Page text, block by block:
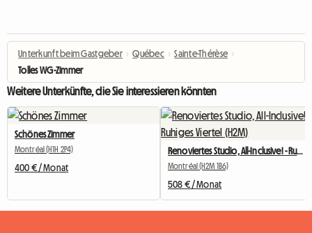
Unterkunft beim Gastgeber › Québec › Sainte-Thérèse ›
Tolles WG-Zimmer
Weitere Unterkünfte, die Sie interessieren könnten
Schönes Zimmer
Montréal (H1H 2P4)
400 € / Monat
Renoviertes Studio, All-Inclusive! - Ruhiges Viertel (H2M)
Montréal (H2M 1B6)
508 € / Monat